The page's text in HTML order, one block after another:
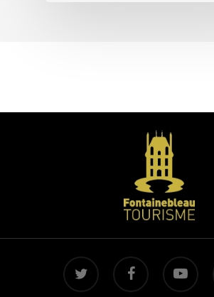
twitter facebook youtube